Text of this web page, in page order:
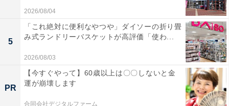
2026/08/04
5
「これ絶対に便利なやつや」ダイソーの折り畳
み式ランドリーバスケットが高評価「使わ...
2026/08/03
PR
【今すぐやって】60歳以上は〇〇しないと金
運が崩壊します
合同会社デジタルファーム